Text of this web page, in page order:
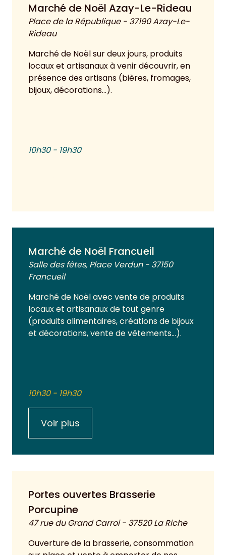
Marché de Noël Azay-Le-Rideau
Place de la République - 37190 Azay-Le-
Rideau
Marché de Noël sur deux jours, produits
locaux et artisanaux à venir découvrir, en
présence des artisans (bières, fromages,
bijoux, décorations…).
10h30 - 19h30
Marché de Noël Francueil
Salle des fêtes, Place Verdun - 37150
Francueil
Marché de Noël avec vente de produits
locaux et artisanaux de tout genre
(produits alimentaires, créations de bijoux
et décorations, vente de vêtements…).
10h30 - 19h30
Voir plus
Portes ouvertes Brasserie
Porcupine
47 rue du Grand Carroi - 37520 La Riche
Ouverture de la brasserie, consommation